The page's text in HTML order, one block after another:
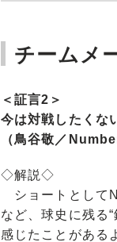
チームメ
＜証言2＞
今は対戦したくな
（鳥谷敬／
◇解説◇
ショートとして
など、球史に残る
感じたことがある